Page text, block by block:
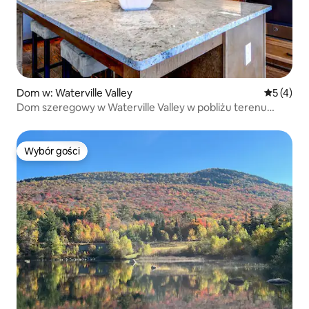
Dom w: Waterville Valley Średnia
5 (4)
Dom szeregowy w Waterville Valley w pobliżu terenu
Wybór gości
Wybór gości